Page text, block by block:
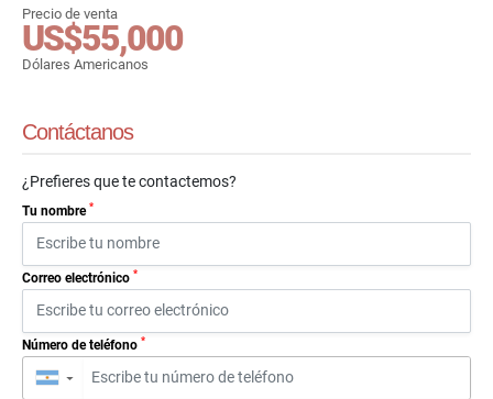
Precio de venta
US$55,000
Dólares Americanos
Contáctanos
¿Prefieres que te contactemos?
Tu nombre *
Correo electrónico *
Número de teléfono *
▼